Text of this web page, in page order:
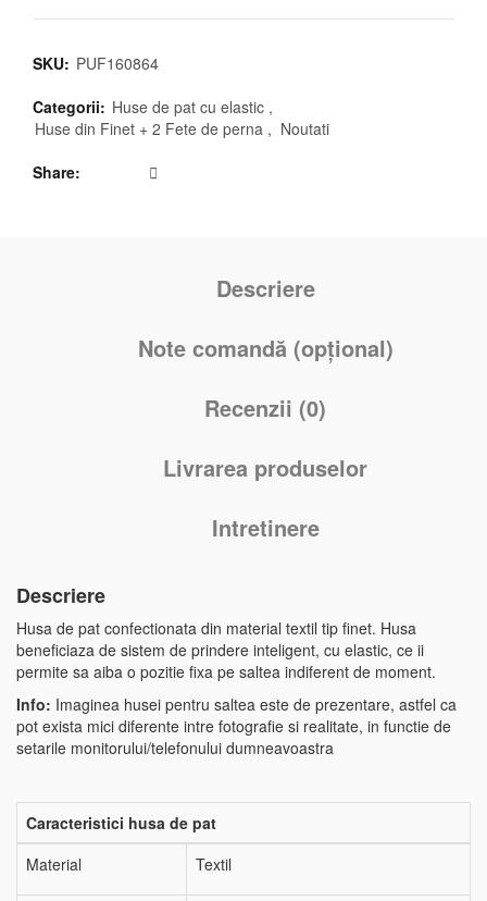
SKU: PUF160864
Categorii: Huse de pat cu elastic ,
Huse din Finet + 2 Fete de perna , Noutati
Share
Descriere
Note comandă (opțional)
Recenzii (0)
Livrarea produselor
Intretinere
Descriere
Husa de pat confectionata din material textil tip finet. Husa
beneficiaza de sistem de prindere inteligent, cu elastic, ce ii
permite sa aiba o pozitie fixa pe saltea indiferent de moment.
Info: Imaginea husei pentru saltea este de prezentare, astfel ca
pot exista mici diferente intre fotografie si realitate, in functie de
setarile monitorului/telefonului dumneavoastra
Caracteristici husa de pat
Material
Textil